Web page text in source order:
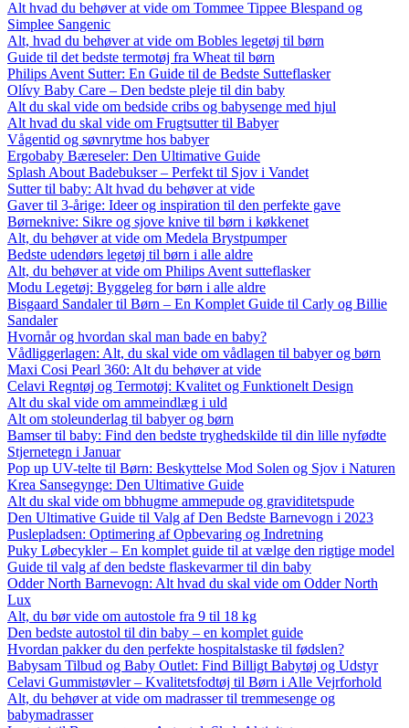
Alt hvad du behøver at vide om Tommee Tippee Blespand og
Simplee Sangenic
Alt, hvad du behøver at vide om Bobles legetøj til børn
Guide til det bedste termotøj fra Wheat til børn
Philips Avent Sutter: En Guide til de Bedste Sutteflasker
Olívy Baby Care – Den bedste pleje til din baby
Alt du skal vide om bedside cribs og babysenge med hjul
Alt hvad du skal vide om Frugtsutter til Babyer
Vågentid og søvnrytme hos babyer
Ergobaby Bæreseler: Den Ultimative Guide
Splash About Badebukser – Perfekt til Sjov i Vandet
Sutter til baby: Alt hvad du behøver at vide
Gaver til 3-årige: Ideer og inspiration til den perfekte gave
Børneknive: Sikre og sjove knive til børn i køkkenet
Alt, du behøver at vide om Medela Brystpumper
Bedste udendørs legetøj til børn i alle aldre
Alt, du behøver at vide om Philips Avent sutteflasker
Modu Legetøj: Byggeleg for børn i alle aldre
Bisgaard Sandaler til Børn – En Komplet Guide til Carly og Billie
Sandaler
Hvornår og hvordan skal man bade en baby?
Vådliggerlagen: Alt, du skal vide om vådlagen til babyer og børn
Maxi Cosi Pearl 360: Alt du behøver at vide
Celavi Regntøj og Termotøj: Kvalitet og Funktionelt Design
Alt du skal vide om ammeindlæg i uld
Alt om stoleunderlag til babyer og børn
Bamser til baby: Find den bedste tryghedskilde til din lille nyfødte
Stjernetegn i Januar
Pop up UV-telte til Børn: Beskyttelse Mod Solen og Sjov i Naturen
Krea Sansegynge: Den Ultimative Guide
Alt du skal vide om bbhugme ammepude og graviditetspude
Den Ultimative Guide til Valg af Den Bedste Barnevogn i 2023
Puslepladsen: Optimering af Opbevaring og Indretning
Puky Løbecykler – En komplet guide til at vælge den rigtige model
Guide til valg af den bedste flaskevarmer til din baby
Odder North Barnevogn: Alt hvad du skal vide om Odder North
Lux
Alt, du bør vide om autostole fra 9 til 18 kg
Den bedste autostol til din baby – en komplet guide
Hvordan pakker du den perfekte hospitalstaske til fødslen?
Babysam Tilbud og Baby Outlet: Find Billigt Babytøj og Udstyr
Celavi Gummistøvler – Kvalitetsfodtøj til Børn i Alle Vejrforhold
Alt, du behøver at vide om madrasser til tremmesenge og
babymadrasser